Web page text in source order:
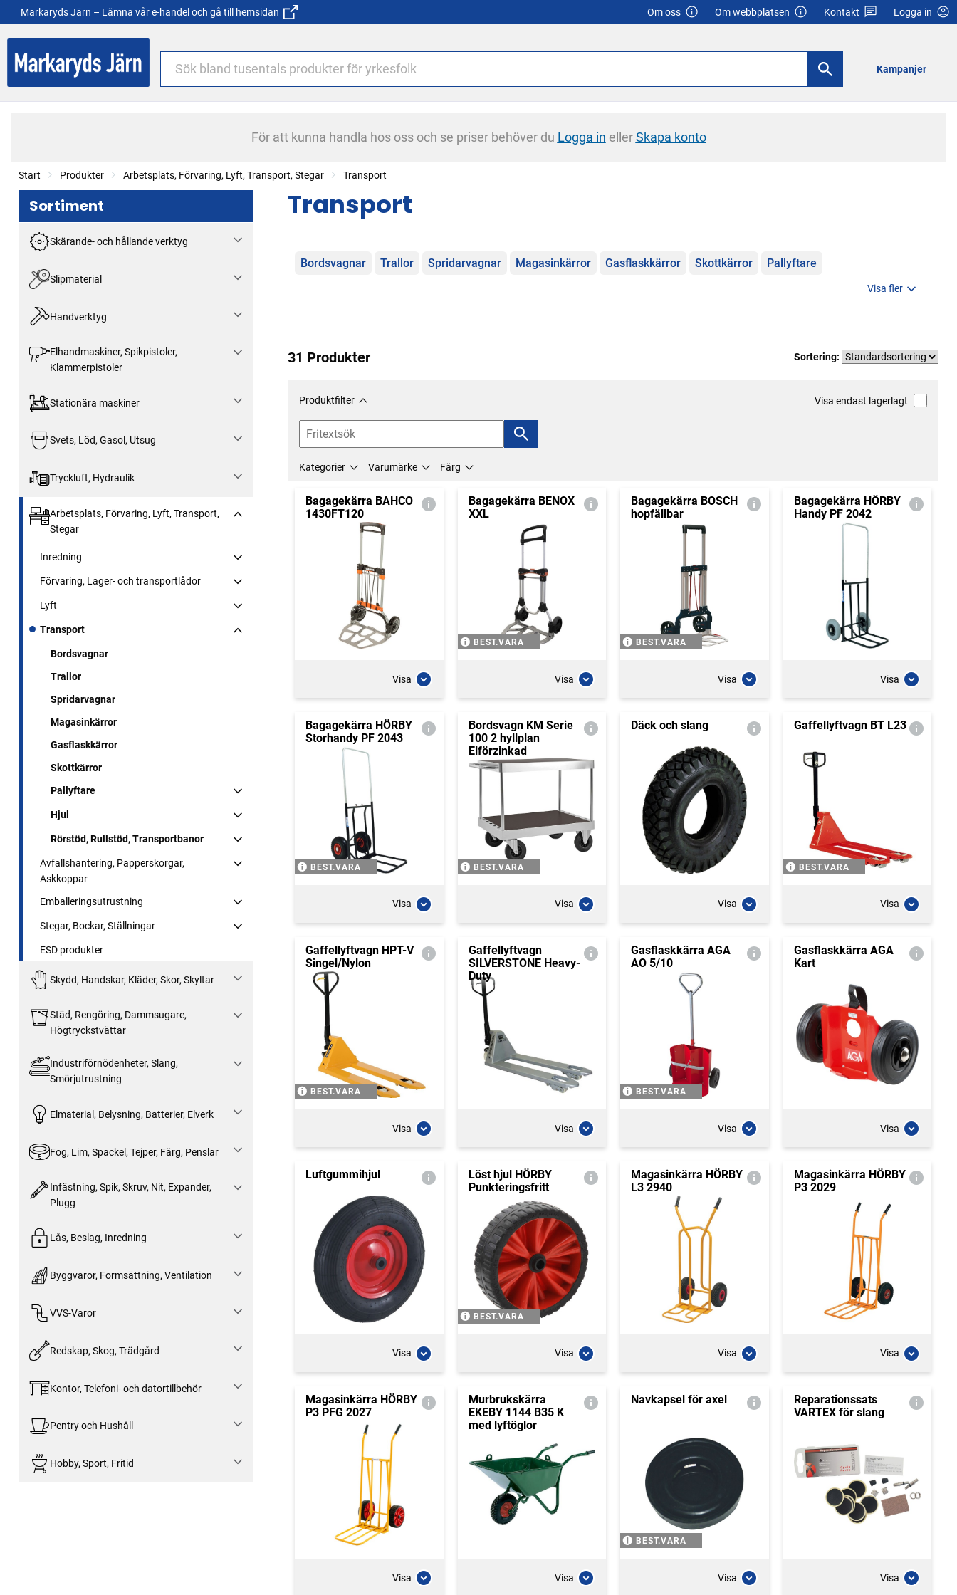
Markaryds Järn – Lämna vår e-handel och gå till hemsidan Om oss Om webbplatsen Kontakt Logga in
Kampanjer
För att kunna handla hos oss och se priser behöver du Logga in ellerSkapa konto
Start Produkter Arbetsplats, Förvaring, Lyft, Transport, Stegar Transport
Sortiment
Skärande- och hållande verktyg
Slipmaterial
Handverktyg
Elhandmaskiner, Spikpistoler,
Klammerpistoler
Stationära maskiner
Svets, Löd, Gasol, Utsug
Tryckluft, Hydraulik
Arbetsplats, Förvaring, Lyft, Transport,
Stegar
Inredning
Förvaring, Lager- och transportlådor
Lyft
Transport
Bordsvagnar
Trallor
Spridarvagnar
Magasinkärror
Gasflaskkärror
Skottkärror
Pallyftare
Hjul
Rörstöd, Rullstöd, Transportbanor
Avfallshantering, Papperskorgar,
Askkoppar
Emballeringsutrustning
Stegar, Bockar, Ställningar
ESD produkter
Skydd, Handskar, Kläder, Skor, Skyltar
Städ, Rengöring, Dammsugare,
Högtryckstvättar
Industriförnödenheter, Slang,
Smörjutrustning
Elmaterial, Belysning, Batterier, Elverk
Fog, Lim, Spackel, Tejper, Färg, Penslar
Infästning, Spik, Skruv, Nit, Expander,
Plugg
Lås, Beslag, Inredning
Byggvaror, Formsättning, Ventilation
VVS-Varor
Redskap, Skog, Trädgård
Kontor, Telefoni- och datortillbehör
Pentry och Hushåll
Hobby, Sport, Fritid
Transport
Kategorier
Bordsvagnar Trallor Spridarvagnar Magasinkärror Gasflaskkärror Skottkärror Pallyftare
Visa fler
31 Produkter Sortering:
Produktfilter Visa endast lagerlagt
Kategorier Varumärke Färg
Bagagekärra BAHCO
1430FT120
Visa
Bagagekärra BENOX
XXL
BEST.VARA
Visa
Bagagekärra BOSCH
hopfällbar
BEST.VARA
Visa
Bagagekärra HÖRBY
Handy PF 2042
Visa
Bagagekärra HÖRBY
Storhandy PF 2043
BEST.VARA
Visa
Bordsvagn KM Serie
100 2 hyllplan
Elförzinkad
BEST.VARA
Visa
Däck och slang
Visa
Gaffellyftvagn BT L23
BEST.VARA
Visa
Gaffellyftvagn HPT-V
Singel/Nylon
BEST.VARA
Visa
Gaffellyftvagn
SILVERSTONE Heavy-
Duty
Visa
Gasflaskkärra AGA
AO 5/10
BEST.VARA
Visa
Gasflaskkärra AGA
Kart
Visa
Luftgummihjul
Visa
Löst hjul HÖRBY
Punkteringsfritt
BEST.VARA
Visa
Magasinkärra HÖRBY
L3 2940
Visa
Magasinkärra HÖRBY
P3 2029
Visa
Magasinkärra HÖRBY
P3 PFG 2027
Visa
Murbrukskärra
EKEBY 1144 B35 K
med lyftöglor
Visa
Navkapsel för axel
BEST.VARA
Visa
Reparationssats
VARTEX för slang
Visa